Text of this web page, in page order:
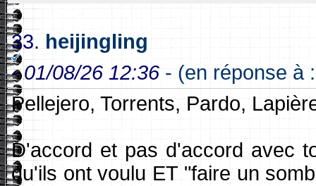
33. heijingling
-01/08/26 12:36 - (en réponse à
Pellejero, Torrents, Pardo,
D'accord et pas d'accord avec
qu'ils ont voulu ET "faire un